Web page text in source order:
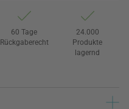
60 Tage
Rückgaberecht
24.000
Produkte
lagernd